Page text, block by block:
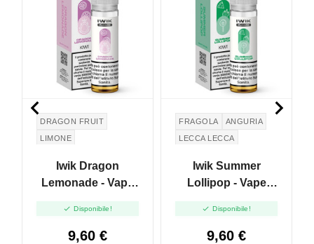
DRAGON FRUIT
LIMONE
Iwik Dragon
Lemonade - Vape
 Disponibile!
9,60 €
FRAGOLA
ANGURIA
LECCA LECCA
Iwik Summer
Lollipop - Vape
 Disponibile!
9,60 €
 